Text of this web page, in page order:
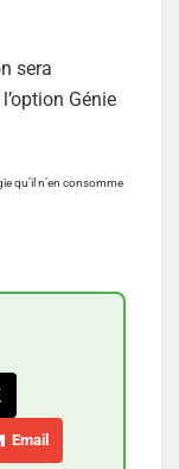
sera
Génie
qu’il n’en consomme
Email